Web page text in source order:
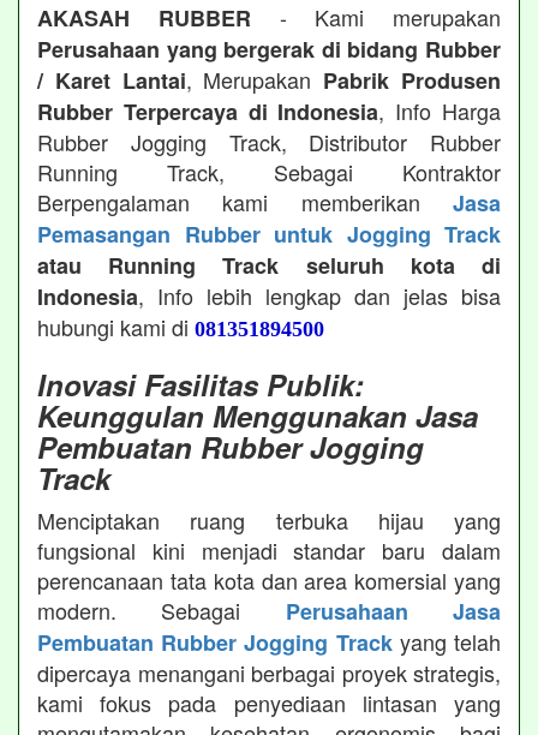
AKASAH RUBBER - Kami merupakan
Perusahaan yang bergerak di bidang Rubber
/ Karet Lantai, Merupakan Pabrik Produsen
Rubber Terpercaya di Indonesia, Info Harga
Rubber Jogging Track, Distributor Rubber
Running Track, Sebagai Kontraktor
Berpengalaman kami memberikan Jasa
Pemasangan Rubber untuk Jogging Track
atau Running Track seluruh kota di
Indonesia, Info lebih lengkap dan jelas bisa
hubungi kami di 081351894500
Inovasi Fasilitas Publik:
Keunggulan Menggunakan Jasa
Pembuatan Rubber Jogging
Track
Menciptakan ruang terbuka hijau yang
fungsional kini menjadi standar baru dalam
perencanaan tata kota dan area komersial yang
modern. Sebagai Perusahaan Jasa
Pembuatan Rubber Jogging Trackyang telah
dipercaya menangani berbagai proyek strategis,
kami fokus pada penyediaan lintasan yang